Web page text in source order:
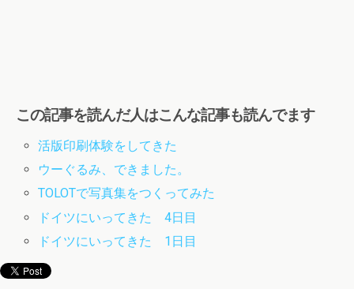
この記事を読んだ人はこんな記事も読んでます
活版印刷体験をしてきた
ウーぐるみ、できました。
TOLOTで写真集をつくってみた
ドイツにいってきた 4日目
ドイツにいってきた 1日目